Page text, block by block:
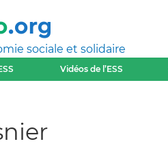
sociale et solidaire
Vidéos de l’ESS